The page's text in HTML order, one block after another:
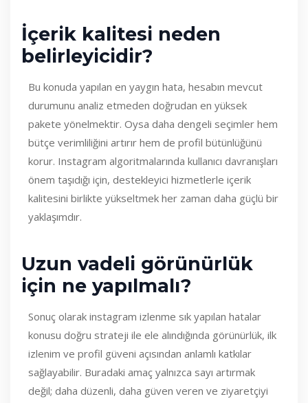
İçerik kalitesi neden
belirleyicidir?
Bu konuda yapılan en yaygın hata, hesabın mevcut
durumunu analiz etmeden doğrudan en yüksek
pakete yönelmektir. Oysa daha dengeli seçimler hem
bütçe verimliliğini artırır hem de profil bütünlüğünü
korur. Instagram algoritmalarında kullanıcı davranışları
önem taşıdığı için, destekleyici hizmetlerle içerik
kalitesini birlikte yükseltmek her zaman daha güçlü bir
yaklaşımdır.
Uzun vadeli görünürlük
için ne yapılmalı?
Sonuç olarak instagram izlenme sık yapılan hatalar
konusu doğru strateji ile ele alındığında görünürlük, ilk
izlenim ve profil güveni açısından anlamlı katkılar
sağlayabilir. Buradaki amaç yalnızca sayı artırmak
değil; daha düzenli, daha güven veren ve ziyaretçiyi